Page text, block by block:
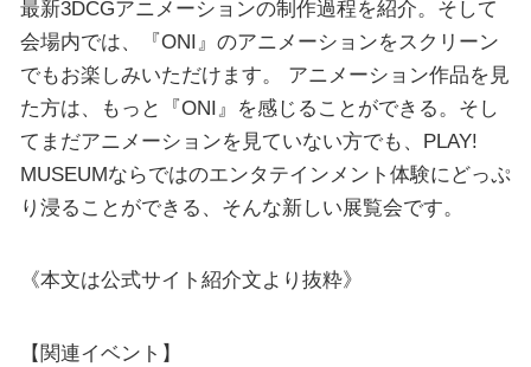
最新3DCGアニメーションの制作過程を紹介。そして
会場内では、『ONI』のアニメーションをスクリーン
でもお楽しみいただけます。 アニメーション作品を見
た方は、もっと『ONI』を感じることができる。そし
てまだアニメーションを見ていない方でも、PLAY!
MUSEUMならではのエンタテインメント体験にどっぷ
り浸ることができる、そんな新しい展覧会です。
《本文は公式サイト紹介文より抜粋》
【関連イベント】